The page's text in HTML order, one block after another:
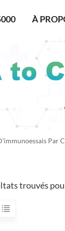
À
Par
trouvés